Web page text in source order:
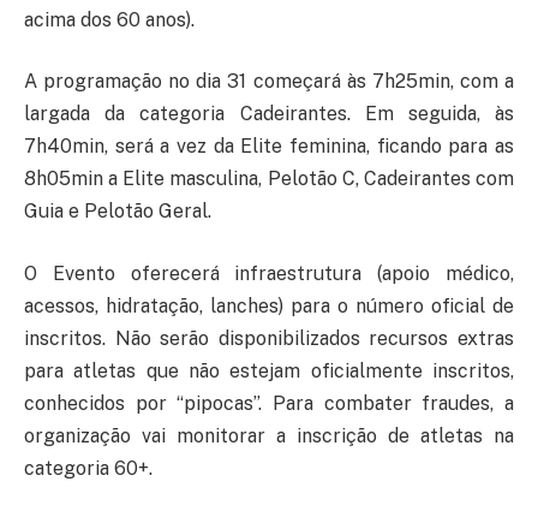
acima dos 60 anos).
A programação no dia 31 começará às 7h25min, com a
largada da categoria Cadeirantes. Em seguida, às
7h40min, será a vez da Elite feminina, ficando para as
8h05min a Elite masculina, Pelotão C, Cadeirantes com
Guia e Pelotão Geral.
O Evento oferecerá infraestrutura (apoio médico,
acessos, hidratação, lanches) para o número oficial de
inscritos. Não serão disponibilizados recursos extras
para atletas que não estejam oficialmente inscritos,
conhecidos por “pipocas”. Para combater fraudes, a
organização vai monitorar a inscrição de atletas na
categoria 60+.